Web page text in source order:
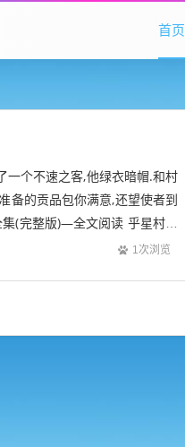
首页
一个不速之客,他绿衣暗帽.和村
备的贡品包你满意,还望使者到
(完整版)—全文阅读 乎星村长
1次浏览